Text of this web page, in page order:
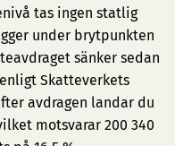
tas ingen statlig
under brytpunkten
sänker sedan
Skatteverkets
avdragen landar du
motsvarar 200 340